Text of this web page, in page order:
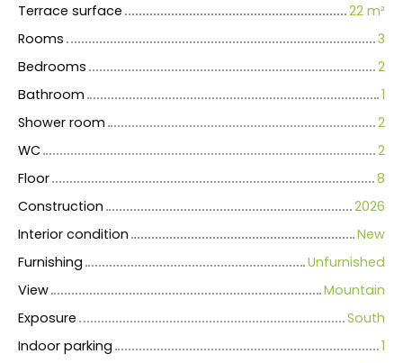
Terrace surface 22 m²
Rooms
3
Bedrooms
2
Bathroom
1
Shower room
2
WC
2
Floor
8
Construction
2026
Interior condition
New
Furnishing
Unfurnished
View
Mountain
Exposure
South
Indoor parking
1